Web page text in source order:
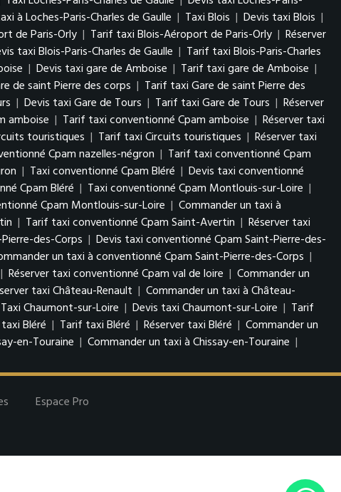
à Loches-Paris-Charles de Gaulle | Taxi Blois | Devis taxi Blois |
de Paris-Orly | Tarif taxi Blois-Aéroport de Paris-Orly | Réserver
taxi Blois-Paris-Charles de Gaulle | Tarif taxi Blois-Paris-Charles
| Devis taxi gare de Amboise | Tarif taxi gare de Amboise |
de saint Pierre des corps | Tarif taxi Gare de saint Pierre des
| Devis taxi Gare de Tours | Tarif taxi Gare de Tours | Réserver
amboise | Tarif taxi conventionné Cpam amboise | Réserver taxi
touristiques | Tarif taxi Circuits touristiques | Réserver taxi
Cpam nazelles-négron | Tarif taxi conventionné Cpam
| Taxi conventionné Cpam Bléré | Devis taxi conventionné
Cpam Bléré | Taxi conventionné Cpam Montlouis-sur-Loire |
Cpam Montlouis-sur-Loire | Commander un taxi à
| Tarif taxi conventionné Cpam Saint-Avertin | Réserver taxi
des-Corps | Devis taxi conventionné Cpam Saint-Pierre-des-
un taxi à conventionné Cpam Saint-Pierre-des-Corps |
| Réserver taxi conventionné Cpam val de loire | Commander un
taxi Château-Renault | Commander un taxi à Château-
Taxi Chaumont-sur-Loire | Devis taxi Chaumont-sur-Loire | Tarif
Bléré | Tarif taxi Bléré | Réserver taxi Bléré | Commander un
en-Touraine | Commander un taxi à Chissay-en-Touraine |
Espace Pro